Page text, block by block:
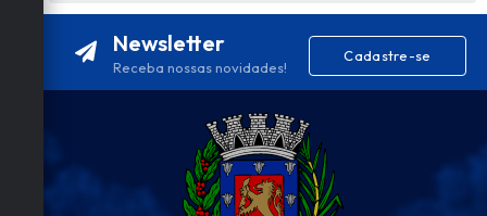
Newsletter
Receba nossas novidades!
Cadastre-se